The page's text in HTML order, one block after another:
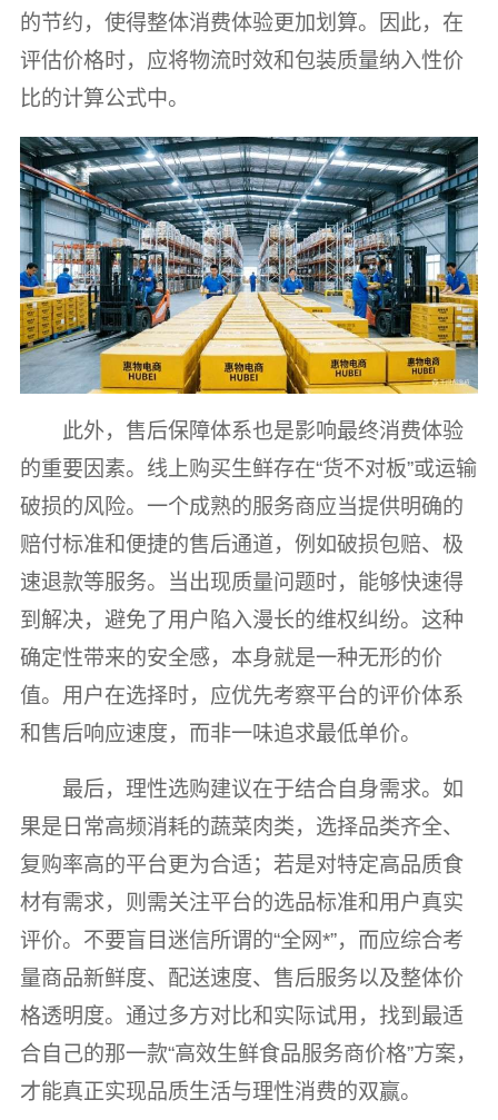
的节约，使得整体消费体验更加划算。因此，在
评估价格时，应将物流时效和包装质量纳入性价
比的计算公式中。
此外，售后保障体系也是影响最终消费体验
的重要因素。线上购买生鲜存在“货不对板”或运输
破损的风险。一个成熟的服务商应当提供明确的
赔付标准和便捷的售后通道，例如破损包赔、极
速退款等服务。当出现质量问题时，能够快速得
到解决，避免了用户陷入漫长的维权纠纷。这种
确定性带来的安全感，本身就是一种无形的价
值。用户在选择时，应优先考察平台的评价体系
和售后响应速度，而非一味追求最低单价。
最后，理性选购建议在于结合自身需求。如
果是日常高频消耗的蔬菜肉类，选择品类齐全、
复购率高的平台更为合适；若是对特定高品质食
材有需求，则需关注平台的选品标准和用户真实
评价。不要盲目迷信所谓的“全网*”，而应综合考
量商品新鲜度、配送速度、售后服务以及整体价
格透明度。通过多方对比和实际试用，找到最适
合自己的那一款“高效生鲜食品服务商价格”方案，
才能真正实现品质生活与理性消费的双赢。